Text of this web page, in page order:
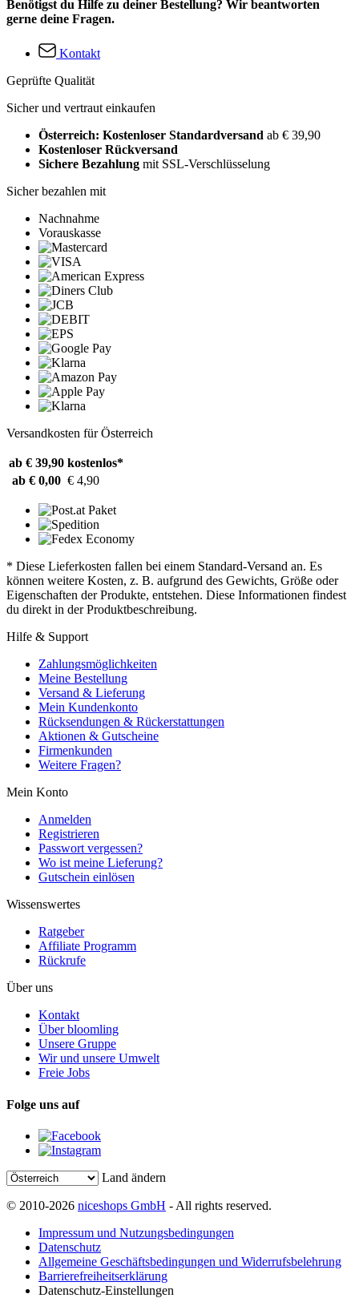
Benötigst du Hilfe zu deiner Bestellung? Wir beantworten
gerne deine Fragen.
Kontakt
Geprüfte Qualität
Sicher und vertraut einkaufen
Österreich: Kostenloser Standardversand ab € 39,90
Kostenloser Rückversand
Sichere Bezahlung mit SSL-Verschlüsselung
Sicher bezahlen mit
Nachnahme
Vorauskasse
Versandkosten für Österreich
ab € 39,90 kostenlos*
ab € 0,00 € 4,90
* Diese Lieferkosten fallen bei einem Standard-Versand an. Es
können weitere Kosten, z. B. aufgrund des Gewichts, Größe oder
Eigenschaften der Produkte, entstehen. Diese Informationen findest
du direkt in der Produktbeschreibung.
Hilfe & Support
Zahlungsmöglichkeiten
Meine Bestellung
Versand & Lieferung
Mein Kundenkonto
Rücksendungen & Rückerstattungen
Aktionen & Gutscheine
Firmenkunden
Weitere Fragen?
Mein Konto
Anmelden
Registrieren
Passwort vergessen?
Wo ist meine Lieferung?
Gutschein einlösen
Wissenswertes
Ratgeber
Affiliate Programm
Rückrufe
Über uns
Kontakt
Über bloomling
Unsere Gruppe
Wir und unsere Umwelt
Freie Jobs
Folge uns auf
Land ändern
© 2010-2026 niceshops GmbH - All rights reserved.
Impressum und Nutzungsbedingungen
Datenschutz
Allgemeine Geschäftsbedingungen und Widerrufsbelehrung
Barrierefreiheitserklärung
Datenschutz-Einstellungen